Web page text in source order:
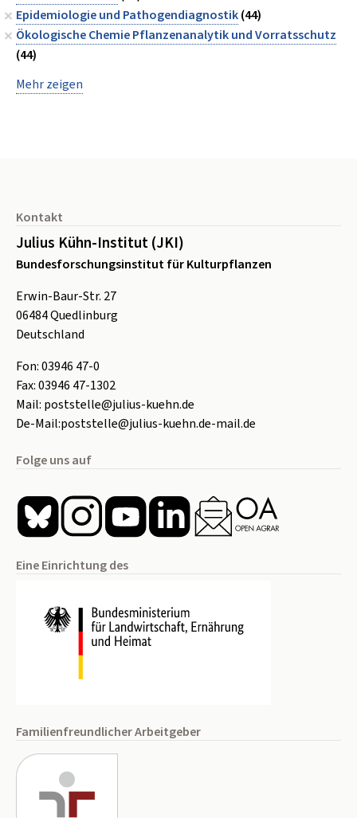
Epidemiologie und Pathogendiagnostik(44)
Ökologische Chemie Pflanzenanalytik und Vorratsschutz
(44)
Mehr zeigen
Kontakt
Julius Kühn-Institut (JKI)
Bundesforschungsinstitut für Kulturpflanzen
Erwin-Baur-Str. 27
06484Quedlinburg
Deutschland
Fon:03946 47-0
Fax:03946 47-1302
Mail: poststelle@julius-kuehn.de
De-Mail:poststelle@julius-kuehn.de-mail.de
Folge uns auf
Eine Einrichtung des
Familienfreundlicher Arbeitgeber